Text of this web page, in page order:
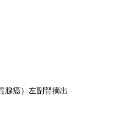
腺癌）左副腎摘出